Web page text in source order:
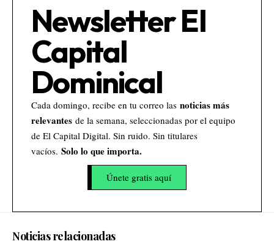
Newsletter El
Capital
Dominical
Cada domingo, recibe en tu correo las noticias más
relevantes de la semana, seleccionadas por el equipo
de El Capital Digital. Sin ruido. Sin titulares
vacíos. Solo lo que importa.
Únete gratis aquí
Noticias relacionadas